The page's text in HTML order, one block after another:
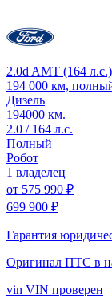
2.0d AMT (164
194 000 км,
Дизель
194000 км.
2.0 / 164 л.с.
Полный
Робот
1 владелец
от 575 990 ₽
699 900 ₽
Гарантия
Оригинал ПТС в
vin VIN проверен